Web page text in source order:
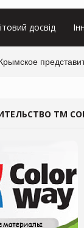
досвід
ТМ